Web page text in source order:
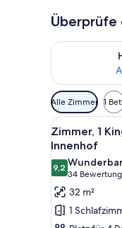
Überprüfe
Überprüfe
Verfügbare
Filter
für
Zimmer
Alle Zimmer 1
Alle
Fotos
für
Zimmer,
1 King-
Bett
und
6
Zimmer, 1
Innenhof
9,29,2 von 10
Wunderbar
34
(34
32 m²
1